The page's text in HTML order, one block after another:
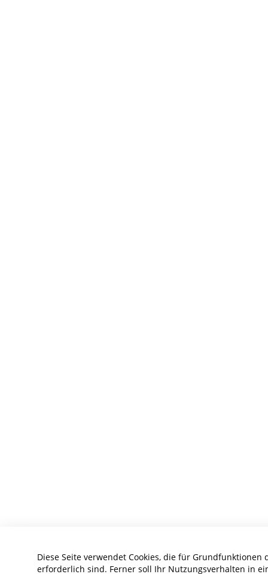
Diese Seite verwendet Cookies, die für Grundfunktionen
erforderlich sind. Ferner soll Ihr Nutzungsverhalten in